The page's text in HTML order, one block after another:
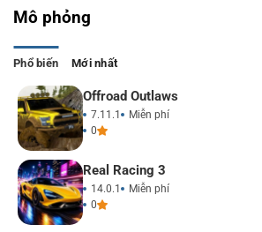
Mô phỏng
Phổ biến Mới nhất
Offroad Outlaws
7.11.1
Miễn phí
0
Real Racing 3
14.0.1
Miễn phí
0